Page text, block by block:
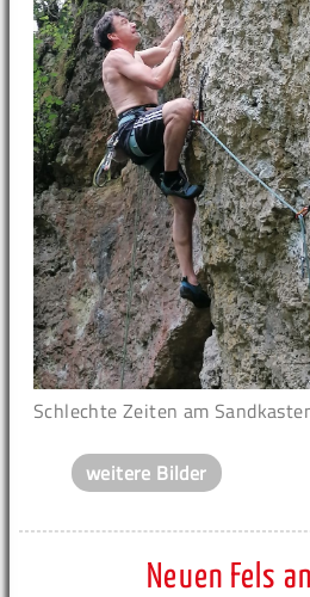
Schlechte Zeiten am
weitere Bilder
Neuen Fels